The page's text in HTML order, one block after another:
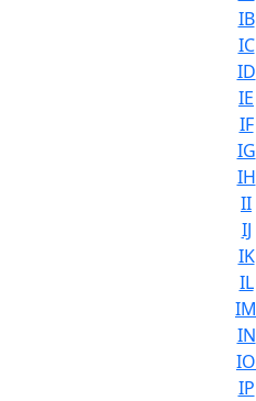
IB
IC
ID
IE
IF
IG
IH
II
IJ
IK
IL
IM
IN
IO
IP